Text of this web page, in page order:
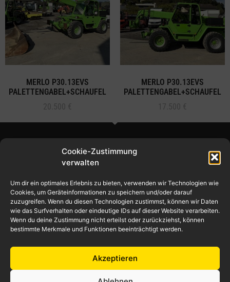
Cookie-Zustimmung
verwalten
Um dir ein optimales Erlebnis zu bieten, verwenden wir Technologien wie
Cookies, um Geräteinformationen zu speichern und/oder darauf
zuzugreifen. Wenn du diesen Technologien zustimmst, können wir Daten
wie das Surfverhalten oder eindeutige IDs auf dieser Website verarbeiten.
Wenn du deine Zustimmung nicht erteilst oder zurückziehst, können
bestimmte Merkmale und Funktionen beeinträchtigt werden.
Akzeptieren
MERLO P30.13EVS
PALETTENGABEL+SCHAUFEL
MERLO P30.13EVS
PALETTENGABEL+SCHAUFEL
© 2024 – Ilic Handel
Impressum / Datenschutz